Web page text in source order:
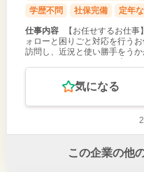
学歴不問
社保完備 定年
仕事内容
【お任せするお仕
ォローと困りごと対応を行う
訪問し、近況と使い勝手をう
とこうしたい」というお声を
ことはその場で
気になる
この企業の他